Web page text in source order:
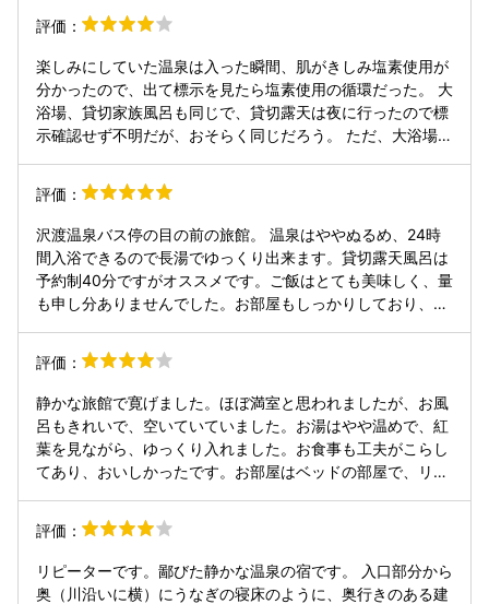
同じレベルで♨️四万温泉に泊まったらプラス¥10000するの
では… 30年前の’何もない’♨️四万温泉を思い出す。 願わく
ば、このまま鄙びた風情でいてほしい。
評価：
楽しみにしていた温泉は入った瞬間、肌がきしみ塩素使用が
分かったので、出て標示を見たら塩素使用の循環だった。 大
浴場、貸切家族風呂も同じで、貸切露天は夜に行ったので標
示確認せず不明だが、おそらく同じだろう。 ただ、大浴場に
も癒された。 温泉の泉質はやや不満だったが、無料の貸切家
族風呂が便利だし、食事は美味しく量もたっぷりだったので
概ね満足。
評価：
沢渡温泉バス停の目の前の旅館。 温泉はややぬるめ、24時
間入浴できるので長湯でゆっくり出来ます。貸切露天風呂は
予約制40分ですがオススメです。ご飯はとても美味しく、量
も申し分ありませんでした。お部屋もしっかりしており、ゆ
天風呂が、近くのボイラー(？)による石油の匂いが強く、硫
酸塩泉の香りを満喫出来なかったのが唯一残念でした。(貸
切露天風呂ではバッチリ満喫できます)
評価：
静かな旅館で寛げました。ほぼ満室と思われましたが、お風
呂もきれいで、空いていていました。お湯はやや温めで、紅
葉を見ながら、ゆっくり入れました。お食事も工夫がこらし
てあり、おいしかったです。お部屋はベッドの部屋で、リフ
古めなので、冬は寒く感じるかもしれませんが、テーブルが
こたつ仕様だったので、使えるかたちになるのかも。コスパ
は良いと感じました。また、機会があれば泊まりたいと思い
ます。
評価：
リピーターです。鄙びた静かな温泉の宿です。 入口部分から
奥（川沿いに横）にうなぎの寝床のように、奥行きのある建